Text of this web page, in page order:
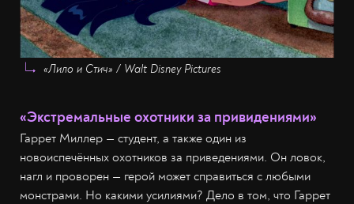
«Лило и Стич» / Walt Disney Pictures
«Экстремальные охотники за привидениями»
Гаррет Миллер — студент, а также один из
новоиспечённых охотников за приведениями. Он ловок,
нагл и проворен — герой может справиться с любыми
монстрами. Но какими усилиями? Дело в том, что Гаррет